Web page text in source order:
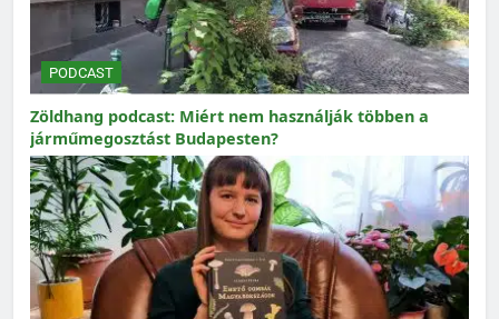
PODCAST
Zöldhang podcast: Miért nem használják többen a
járműmegosztást Budapesten?